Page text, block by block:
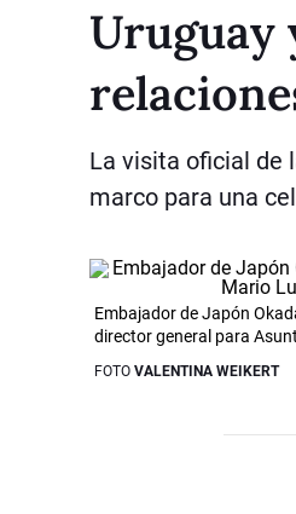
Uruguay
La visita oficial de
marco para una
Embajador de Japón
director general para
FOTO VALENTINA WEIKERT